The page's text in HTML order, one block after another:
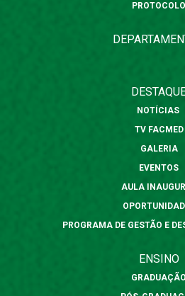
PROTOCOLO
NOTÍCIAS
TV FACMED
GALERIA
EVENTOS
AULA
PROGRAMA DE GESTÃO E
ENSINO
GRADUAÇÃO